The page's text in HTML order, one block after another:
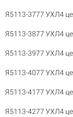
Я5113-3777 УХЛ4
Я5113-3877 УХЛ4
Я5113-3977 УХЛ4
Я5113-4077 УХЛ4
Я5113-4177 УХЛ4
Я5113-4277 УХЛ4